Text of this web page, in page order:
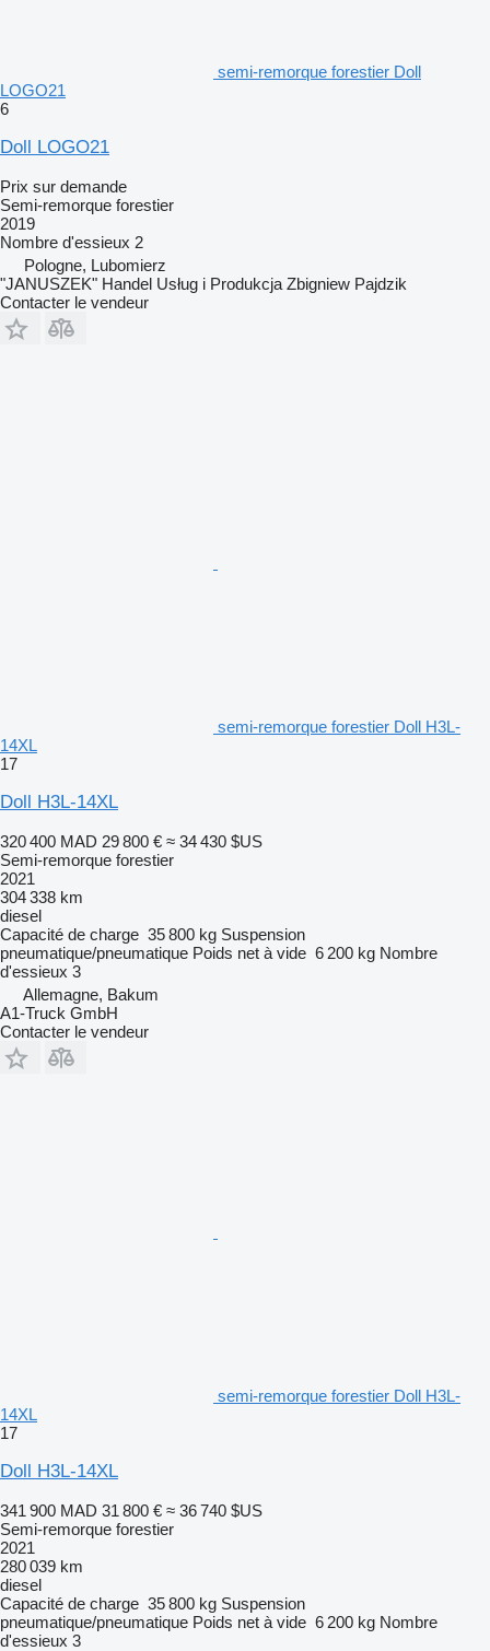
semi-remorque forestier Doll
LOGO21
6
Doll LOGO21
Prix sur demande
Semi-remorque forestier
2019
Nombre d'essieux 2
Pologne, Lubomierz
"JANUSZEK" Handel Usług i Produkcja Zbigniew Pajdzik
Contacter le vendeur
semi-remorque forestier Doll H3L-
14XL
17
Doll H3L-14XL
320 400 MAD 29 800 € ≈ 34 430 $US
Semi-remorque forestier
2021
304 338 km
diesel
Capacité de charge 35 800 kg Suspension
pneumatique/pneumatique Poids net à vide 6 200 kg Nombre
d'essieux 3
Allemagne, Bakum
A1-Truck GmbH
Contacter le vendeur
semi-remorque forestier Doll H3L-
14XL
17
Doll H3L-14XL
341 900 MAD 31 800 € ≈ 36 740 $US
Semi-remorque forestier
2021
280 039 km
diesel
Capacité de charge 35 800 kg Suspension
pneumatique/pneumatique Poids net à vide 6 200 kg Nombre
d'essieux 3